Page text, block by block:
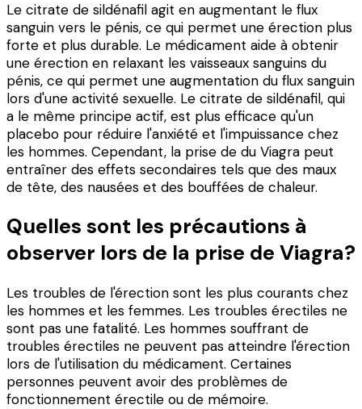
Le citrate de sildénafil agit en augmentant le flux
sanguin vers le pénis, ce qui permet une érection plus
forte et plus durable. Le médicament aide à obtenir
une érection en relaxant les vaisseaux sanguins du
pénis, ce qui permet une augmentation du flux sanguin
lors d'une activité sexuelle. Le citrate de sildénafil, qui
a le même principe actif, est plus efficace qu'un
placebo pour réduire l'anxiété et l'impuissance chez
les hommes. Cependant, la prise de du Viagra peut
entraîner des effets secondaires tels que des maux
de tête, des nausées et des bouffées de chaleur.
Quelles sont les précautions à
observer lors de la prise de Viagra?
Les troubles de l'érection sont les plus courants chez
les hommes et les femmes. Les troubles érectiles ne
sont pas une fatalité. Les hommes souffrant de
troubles érectiles ne peuvent pas atteindre l'érection
lors de l'utilisation du médicament. Certaines
personnes peuvent avoir des problèmes de
fonctionnement érectile ou de mémoire.